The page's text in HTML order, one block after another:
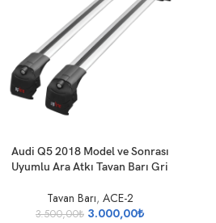
SEPETE EKLE
Audi Q5 2018 Model ve Sonrası
Uyumlu Ara Atkı Tavan Barı Gri
Tavan Barı, ACE-2
3.500,00₺ 3.000,00₺